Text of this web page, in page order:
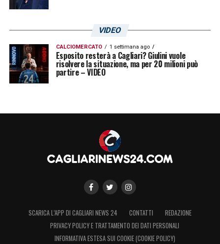
LA PLAYLIST DELLE NOSTRE TOP NEWS
VIDEO
CALCIOMERCATO 1 settimana ago
Esposito resterà a Cagliari? Giulini vuole
risolvere la situazione, ma per 20 milioni può
partire – VIDEO
SCARICA L’APP DI CAGLIARI NEWS 24 CONTATTI
REDAZIONE
PRIVACY POLICY E TRATTAMENTO DEI DATI PERSONALI
INFORMATIVA ESTESA SUI COOKIE (COOKIE POLICY)